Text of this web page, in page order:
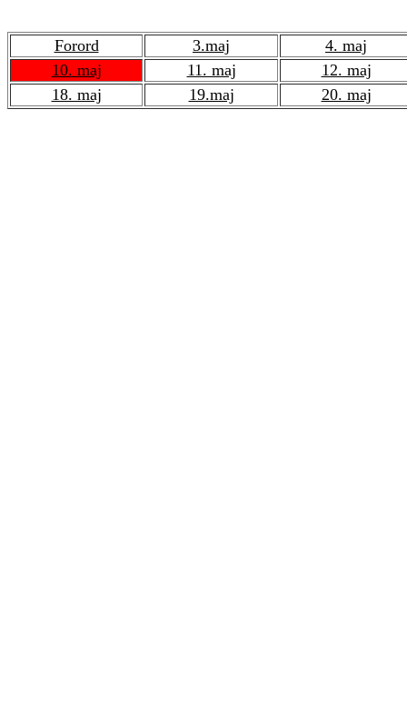
Forord 3.maj
4. maj
10. maj
11. maj
12. maj
18. maj
19.maj 20. maj